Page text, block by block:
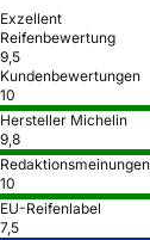
Exzellent
Reifenbewertung
9,5
Kundenbewertungen
10
Hersteller Michelin
9,8
Redaktionsmeinungen
10
EU-Reifenlabel
7,5